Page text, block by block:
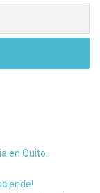
en Quito.